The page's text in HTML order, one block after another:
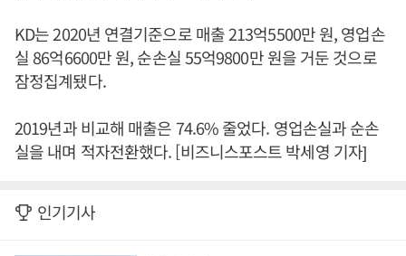
KD는 2020년 연결기준으로 매출 213억5500만 원, 영업손
실 86억6600만 원, 순손실 55억9800만 원을 거둔 것으로
잠정집계됐다.
2019년과 비교해 매출은 74.6% 줄었다. 영업손실과 순손
실을 내며 적자전환했다. [비즈니스포스트 박세영 기자]
인기기사